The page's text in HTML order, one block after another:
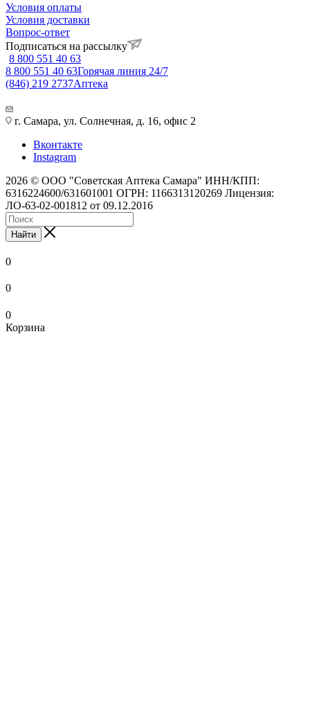
Условия оплаты
Условия доставки
Вопрос-ответ
Подписаться на рассылку
8 800 551 40 63
8 800 551 40 63Горячая линия 24/7
(846) 219 2737Аптека
г. Самара, ул. Солнечная, д. 16, офис 2
Вконтакте
Instagram
2026 © ООО "Советская Аптека Самара" ИНН/КПП:
6316224600/631601001 ОГРН: 1166313120269 Лицензия:
ЛО-63-02-001812 от 09.12.2016
Найти
0
0
0
Корзина